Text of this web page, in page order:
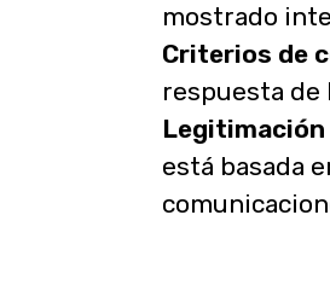
mostrado
Criterios de
respuesta de
está basada